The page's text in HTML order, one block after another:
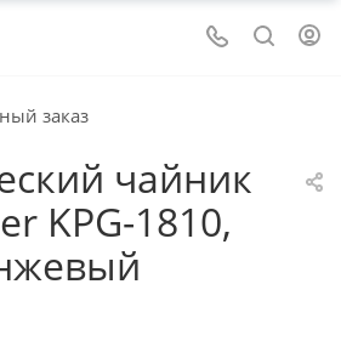
заказ
чайник
KPG-1810,